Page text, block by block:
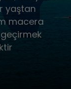
yaştan
macera